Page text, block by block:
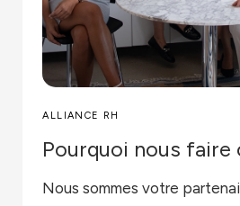
ALLIANCE RH
Pourquoi nous faire
Nous sommes votre